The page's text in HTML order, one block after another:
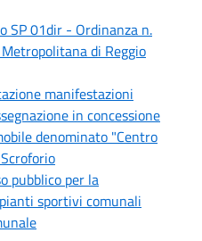
SP 01dir - Ordinanza n.
di Reggio
manifestazioni
in concessione
denominato "Centro
pubblico per la
sportivi comunali